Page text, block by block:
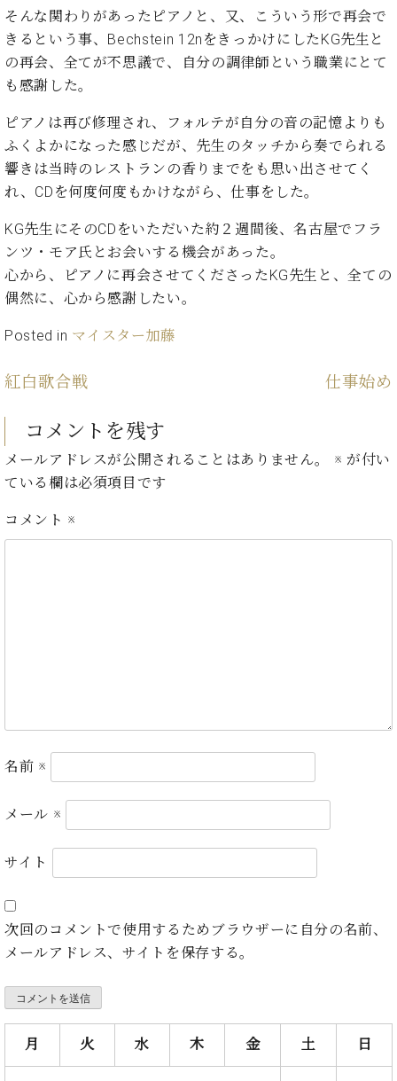
ュ
イ
ン
コ
サ
ー
ト
グ
ン
ピ
ア
ノ
C.
ヒ
タ
イ
ン
ン
ア
ノ
ベ
シ
ン
レ
デ
ン
ス
イ
ン・
シ
ー
納
入
実
ホ
ー
ル・
ス
ジ
績
音
教
室
ッ
ス
ン
ベ
ト
代
理
主
催
イ
ベ
ト
コ
ル
楽
シュ
ーレ
音楽
ベ
シ
タ
イ
セ
ト
ム
東
店
長
挨
拶
タル
ホー
ル・
ジオ
空き
状況
録
サ
ビ
ス
音
教
お
合
せ
そんな関わりがあったピアノと、又、こういう形で再会で
きるという事、Bechstein 12nをきっかけにしたKG先生と
の再会、全てが不思議で、自分の調律師という職業にとて
も感謝した。
ピアノは再び修理され、フォルテが自分の音の記憶よりも
ふくよかになった感じだが、先生のタッチから奏でられる
響きは当時のレストランの香りまでをも思い出させてく
れ、CDを何度何度もかけながら、仕事をした。
KG先生にそのCDをいただいた約２週間後、名古屋でフラ
ンツ・モア氏とお会いする機会があった。
心から、ピアノに再会させてくださったKG先生と、全ての
偶然に、心から感謝したい。
Posted in マイスター加藤
紅白歌合戦 仕事始め
コメントを残す
メールアドレスが公開されることはありません。 ※ が付い
ている欄は必須項目です
コメント ※
名前 ※
メール ※
サイト
次回のコメントで使用するためブラウザーに自分の名前、
メールアドレス、サイトを保存する。
月 火 水 木 金 土 日